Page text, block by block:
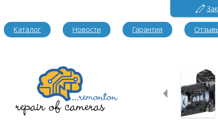
Каталог Новости Гарантия